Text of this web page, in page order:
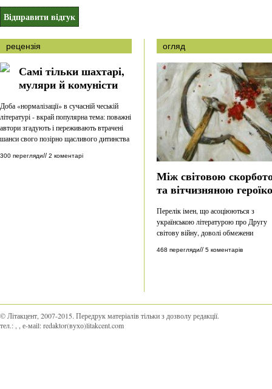
рецензія
Самі тільки шахтарі,
муляри й комуністи
Доба «нормалізації» в сучасній чеській
літературі - вкрай популярна тема: поважні
автори згадують і переживають втрачені
шанси свого позірно щасливого дитинства
300 перегляди// 2 коментарі
огляд
Між світовою
та вітчизняною
Перелік імен, що асоціюються з
українською літературою про Другу
світову війну, доволі обмежени
468 перегляди// 5 коментарів
© Літакцент, 2007-2015. Передрук матеріалів тільки з дозволу редакції.
тел.:
, е-маіl:redaktor(вухо)litakcent.com